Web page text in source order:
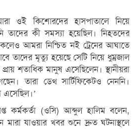
ওই কিশোরদের হাসপাতালে নিয়ে
তাদের কী সমস্যা হয়েছিল। নিহতদের
আমরা নিশ্চিত নই ট্রেনের আঘাতে
তাদের মৃত্যু হয়েছে সেটি নিয়ে ধুম্রজাল
শতাধিক মানুষ এসেছিলেন। স্থানীয়রা
তারা ডেথ সার্টিফিকেটও নেননি।
কর্মকর্তা (ওসি) আব্দুল হালিম বলেন,
মারা যাওয়ার খবর শুনে দ্রুত ঘটনাস্থলে